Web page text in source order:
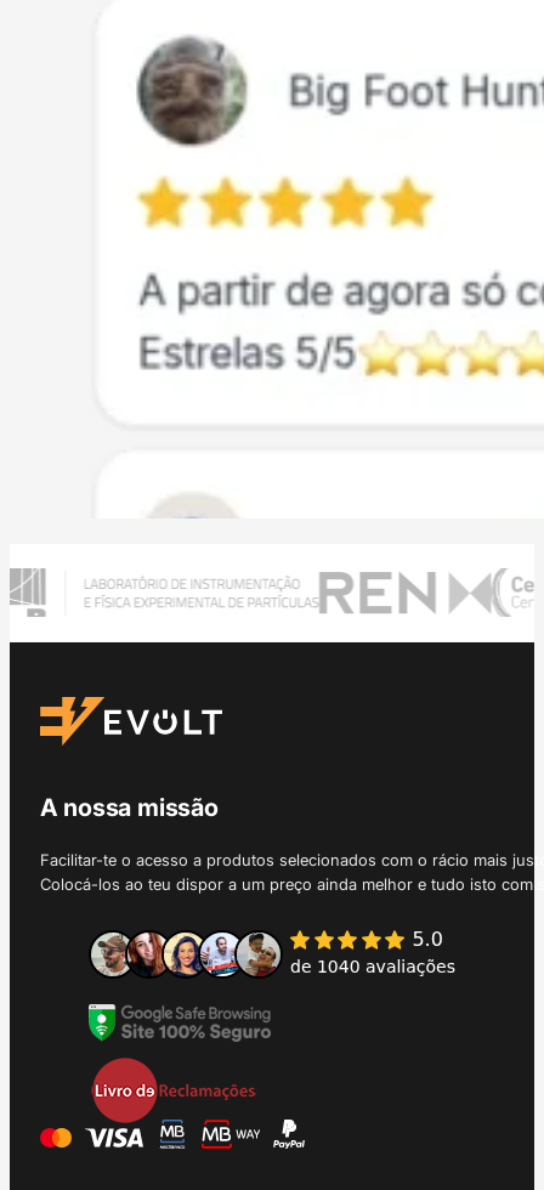
A nossa missão
Facilitar-te o acesso a produtos selecionados com o rácio mais
Colocá-los ao teu dispor a um preço ainda melhor e tudo isto